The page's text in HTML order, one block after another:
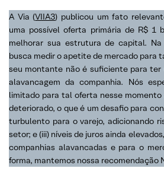
A Via (VIIA3) publicou um fato
uma possível oferta primária de R$ 1
melhorar sua estrutura de capital.
busca medir o apetite de mercado para
seu montante não é suficiente para
alavancagem da companhia. Nós
limitado para tal oferta nesse momento
deteriorado, o que é um desafio para
turbulento para o varejo, adicionando
setor; e (iii) níveis de juros ainda
companhias alavancadas e para o
forma, mantemos nossa recomendação